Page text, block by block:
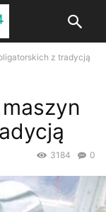
z tradycją
0
3184